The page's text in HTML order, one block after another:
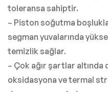
toleransa sahiptir.
– Piston soğutma
segman yuvalarında
temizlik sağlar.
– Çok ağır şartlar altında
oksidasyona ve termal